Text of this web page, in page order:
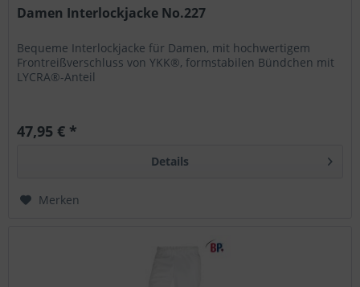
Damen Interlockjacke No.227
Bequeme Interlockjacke für Damen, mit hochwertigem
Frontreißverschluss von YKK®, formstabilen Bündchen mit
LYCRA®-Anteil
47,95 € *
Details
Merken